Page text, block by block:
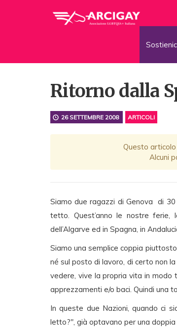
Ritorno dalla
26 SETTEMBRE 2008 ARTICOLI
Questo
Alcuni
Siamo due ragazzi di Genova di
tetto. Quest’anno le nostre ferie,
dell’Algarve ed in Spagna, in
Siamo una semplice coppia
né sul posto di lavoro, di certo non
vedere, vive la propria vita in modo
apprezzamenti e/o baci. Quindi una
In queste due Nazioni, quando ci
letto?", già optavano per una